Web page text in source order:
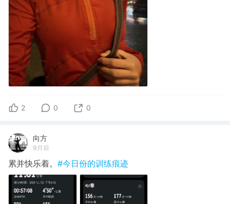
2 0 0
向方
9月前
累并快乐着。 #今日份的训练痕迹